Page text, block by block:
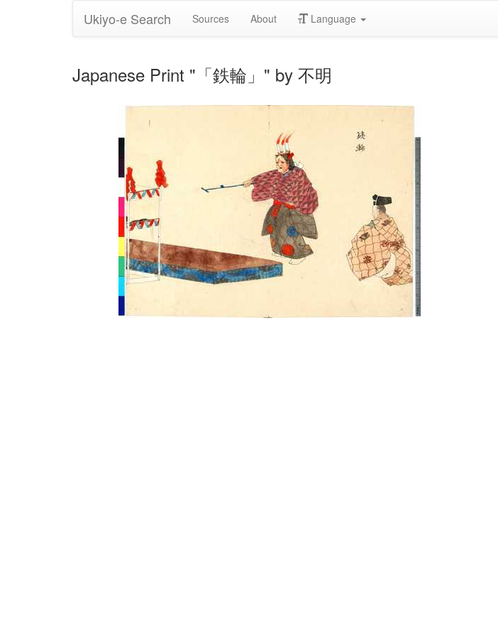
Ukiyo-e Search Sources About Language
Japanese Print "「鉄輪」" by 不明